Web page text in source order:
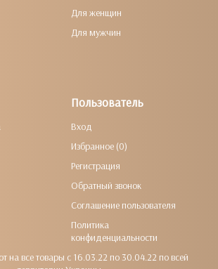
Для женщин
Для мужчин
Пользователь
Вход
Избранное (0)
Регистрация
Обратный звонок
Соглашение пользователя
Политика
конфиденциальности
на все товары с 16.03.22 по 30.04.22 по всей